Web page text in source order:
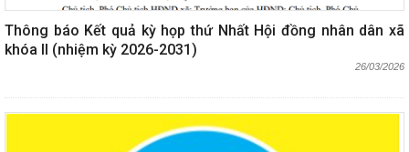
Thông báo Kết quả kỳ họp thứ Nhất Hội đồng nhân dân xã
khóa II (nhiệm kỳ 2026-2031)
26/03/2026